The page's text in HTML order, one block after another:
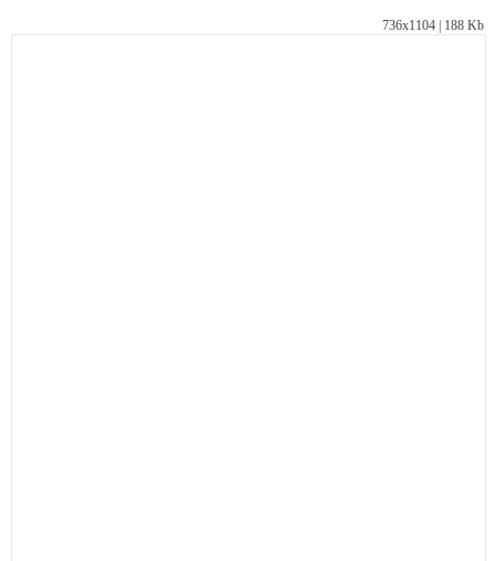
736х1104 | 188 Kb